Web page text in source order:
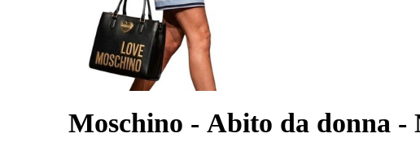
Moschino - Abito da donna -